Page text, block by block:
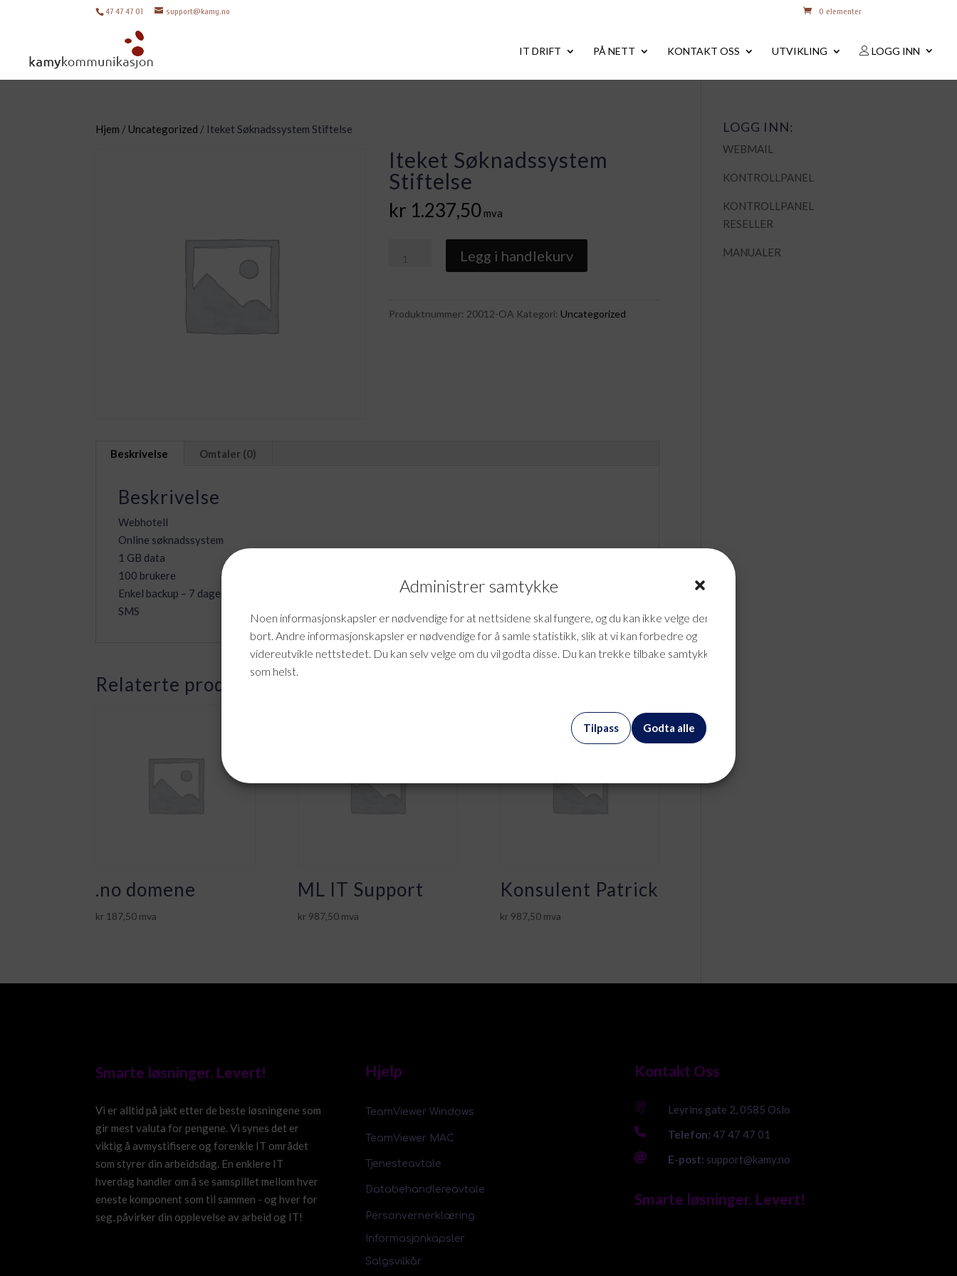
Administrer samtykke
Noen informasjonskapsler er nødvendige for at nettsidene skal fungere, og du kan ikke velge dem
bort. Andre informasjonskapsler er nødvendige for å samle statistikk, slik at vi kan forbedre og
videreutvikle nettstedet. Du kan selv velge om du vil godta disse. Du kan trekke tilbake samtykke når
som helst.
Godta alle
Tilpass
47 47 47 01 support@kamy.no 0 elementer
IT DRIFT PÅ NETT KONTAKT OSS UTVIKLING LOGG INN
Hjem / Uncategorized / Iteket Søknadssystem Stiftelse
Iteket Søknadssystem
Stiftelse
kr 1.237,50 mva
Søknadssystem
Legg i handlekurv
Produktnummer: 20012-OA Kategori: Uncategorized
Beskrivelse Omtaler (0)
Beskrivelse
Webhotell
Online søknadssystem
1 GB data
100 brukere
Enkel backup – 7 dager lagring
SMS
Relaterte produkter
.no domene
kr 187,50 mva
ML IT Support
kr987,50 mva
Konsulent Patrick
kr987,50 mva
LOGG INN:
WEBMAIL
KONTROLLPANEL
KONTROLLPANEL
RESELLER
MANUALER
Smarte løsninger. Levert!
Vi er alltid på jakt etter de beste løsningene som
gir mest valuta for pengene. Vi synes det er
viktig å avmystifisere og forenkle IT området
som styrer din arbeidsdag. En enklere IT
hverdag handler om å se samspillet mellom hver
eneste komponent som til sammen - og hver for
seg, påvirker din opplevelse av arbeid og IT!
Hjelp
TeamViewer Windows
TeamViewer MAC
Tjenesteavtale
Databehandlereavtale
Personvernerklæring
Informasjonkapsler
Salgsvilkår
Kontakt Oss
 Leyrins gate 2, 0585 Oslo
 Telefon: 47 47 47 01

E-post: support@kamy.no
Smarte løsninger. Levert!